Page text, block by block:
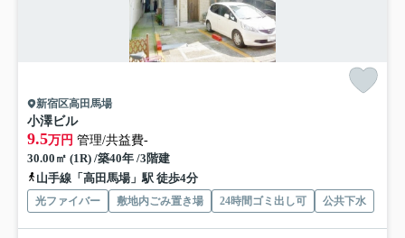
新宿区高田馬場
小澤ビル
9.5万円 管理/共益費-
30.00㎡ (1R) /築40年 /3階建
山手線「高田馬場」駅 徒歩4分
光ファイバー 敷地内ごみ置き場 24時間ゴミ出し可 公共下水